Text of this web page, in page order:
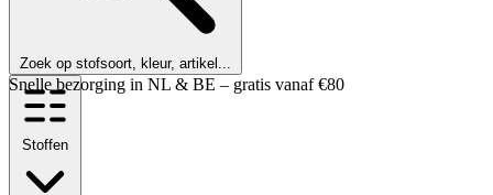
Zoek op stofsoort, kleur, artikel...
Klanten beoordelen ons met een 9,6!
Stoffen